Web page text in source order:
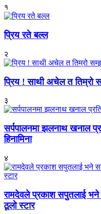
१
प्रिय रते बल्ल
२
प्रिय ! साथी अचेल त तिम्रो
३
सर्पपालनमा झलनाथ खनाल
हिनामिना
४
रामदेवले प्रकाश सपुतलाई
ठूलो स्टार